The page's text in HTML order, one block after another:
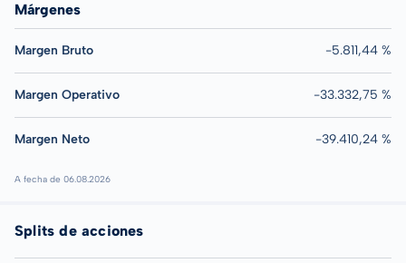
Márgenes
Margen Bruto -5.811,44 %
Margen Operativo -33.332,75 %
Margen Neto -39.410,24 %
A fecha de 06.08.2026
Splits de acciones